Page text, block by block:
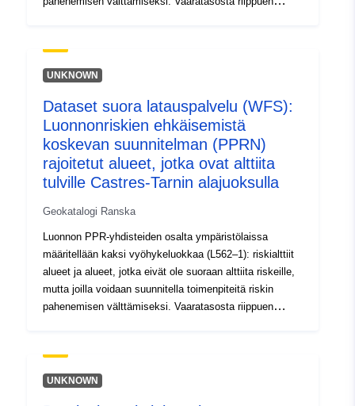
vyöhyketyyppiä: 1 – ”Kielletyt rakennusalueet”, joita
kutsutaan ”punaisiksi alueiksi”, joilla vaarataso on
siniset alueet’, joilla vaarataso on keskimääräinen ja
hankkeisiin sovelletaan hanketyyppiin mukautettuja
vaatimuksia; 3- alueet, jotka eivät ole suoraan alttiita
riskeille, mutta joilla rakennelmat, rakennustyöt,
rakennustyöt tai maatilat, maa-, metsä-, käsiteollisuus-,
kauppa- tai teollisuusalat voivat lisätä tai aiheuttaa uusia
riskejä, joihin sovelletaan kieltoja tai vaatimuksia (ks.
sovelletaan ainoastaan luonnollisiin radioaktiivisiin
kasvinsuojeluaineisiin.
UNKNOWN
Dataset suora latauspalvelu (WFS):
Luonnonriskien ehkäisemistä
koskevan suunnitelman (PPRN)
rajoitetut alueet, jotka ovat alttiita
tulville Castres-Tarnin alajuoksulla
Geokatalogi Ranska
Luonnon PPR-yhdisteiden osalta ympäristölaissa
määritellään kaksi vyöhykeluokkaa (L562–1): riskialttiit
alueet ja alueet, jotka eivät ole suoraan alttiita riskeille,
mutta joilla voidaan suunnitella toimenpiteitä riskin
pahenemisen välttämiseksi. Vaaratasosta riippuen
vyöhyketyyppiä: 1 – ”Kielletyt rakennusalueet”, joita
kutsutaan ”punaisiksi alueiksi”, joilla vaarataso on
UNKNOWN